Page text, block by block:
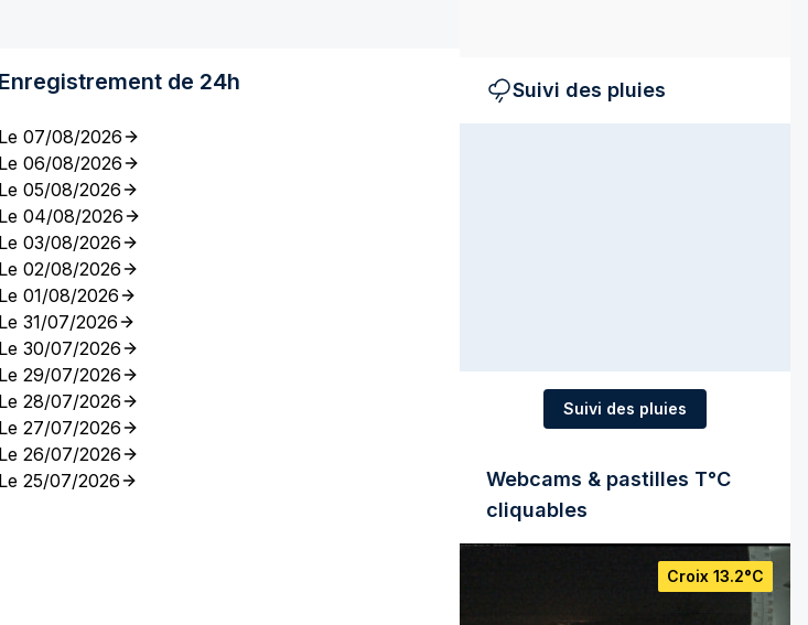
Enregistrement de 24h
Le 07/08/2026
Le 06/08/2026
Le 05/08/2026
Le 04/08/2026
Le 03/08/2026
Le 02/08/2026
Le 01/08/2026
Le 31/07/2026
Le 30/07/2026
Le 29/07/2026
Le 28/07/2026
Le 27/07/2026
Le 26/07/2026
Le 25/07/2026
Suivi des pluies
Suivi des pluies
Webcams & pastilles T°C
cliquables
Croix 13.2°C